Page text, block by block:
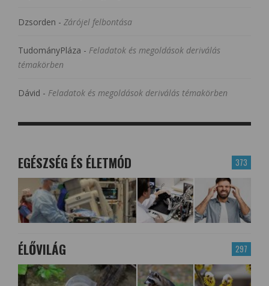
Dzsorden - Zárójel felbontása
TudományPláza - Feladatok és megoldások deriválás
témakörben
Dávid - Feladatok és megoldások deriválás témakörben
373
EGÉSZSÉG ÉS ÉLETMÓD
297
ÉLŐVILÁG